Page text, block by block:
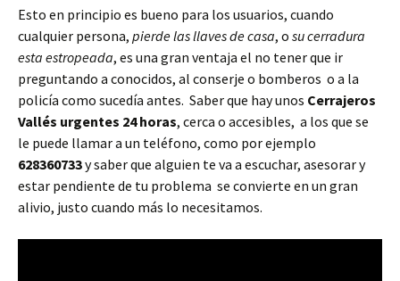
Esto en principio es bueno para los usuarios, cuando
cualquier persona, pierde las llaves de casa, o su cerradura
esta estropeada, es una gran ventaja el no tener que ir
preguntando a conocidos, al conserje o bomberos o a la
policía como sucedía antes. Saber que hay unos Cerrajeros
Vallés urgentes 24 horas, cerca o accesibles, a los que se
le puede llamar a un teléfono, como por ejemplo
628360733y saber que alguien te va a escuchar, asesorar y
estar pendiente de tu problema se convierte en un gran
alivio, justo cuando más lo necesitamos.